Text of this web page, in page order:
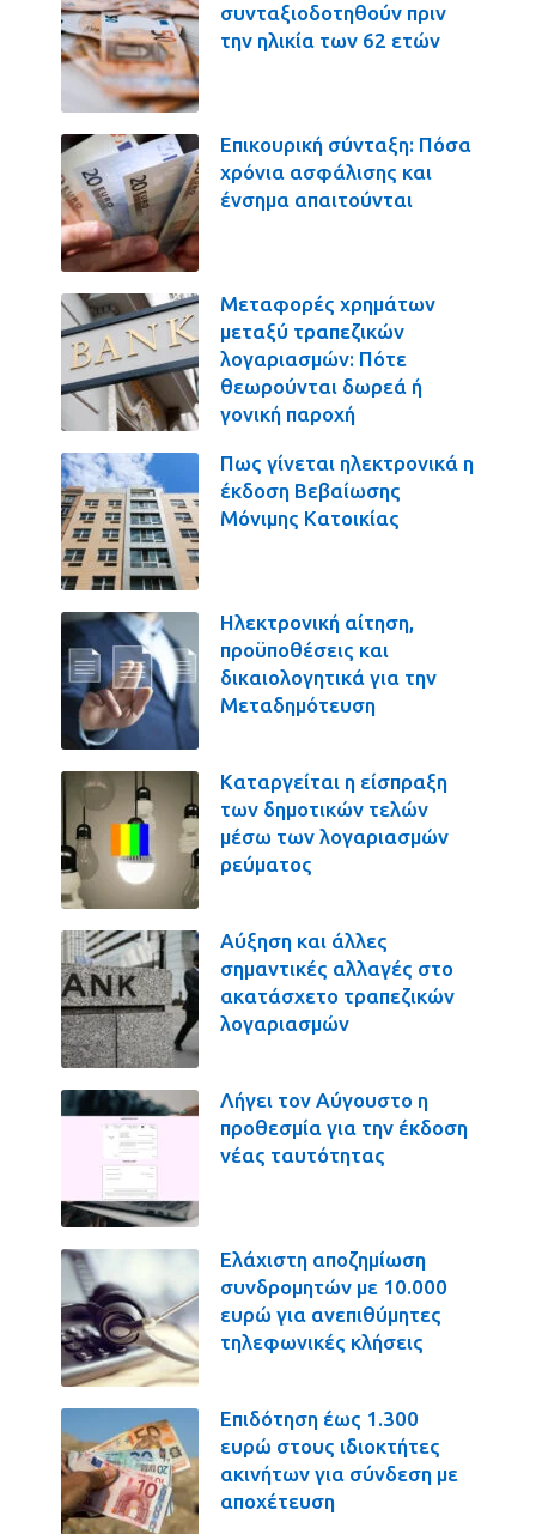
συνταξιοδοτηθούν πριν
την ηλικία των 62 ετών
Επικουρική σύνταξη: Πόσα
χρόνια ασφάλισης και
ένσημα απαιτούνται
Μεταφορές χρημάτων
μεταξύ τραπεζικών
λογαριασμών: Πότε
θεωρούνται δωρεά ή
γονική παροχή
Πως γίνεται ηλεκτρονικά η
έκδοση Βεβαίωσης
Μόνιμης Κατοικίας
Ηλεκτρονική αίτηση,
προϋποθέσεις και
δικαιολογητικά για την
Μεταδημότευση
Καταργείται η είσπραξη
των δημοτικών τελών
μέσω των λογαριασμών
ρεύματος
Αύξηση και άλλες
σημαντικές αλλαγές στο
ακατάσχετο τραπεζικών
λογαριασμών
Λήγει τον Αύγουστο η
προθεσμία για την έκδοση
νέας ταυτότητας
Ελάχιστη αποζημίωση
συνδρομητών με 10.000
ευρώ για ανεπιθύμητες
τηλεφωνικές κλήσεις
Επιδότηση έως 1.300
ευρώ στους ιδιοκτήτες
ακινήτων για σύνδεση με
αποχέτευση